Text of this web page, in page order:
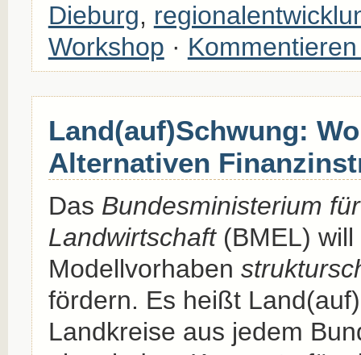
Dieburg,
Workshop ·
Land(auf)Schwung:
Alternativen
Das Bundesministerium
Landwirtschaft(BMEL) will
Modellvorhaben
fördern. Es heißt
Landkreise aus jedem